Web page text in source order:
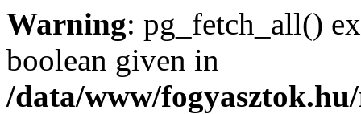
Warning: pg_fetch_all()
boolean given in
/data/www/